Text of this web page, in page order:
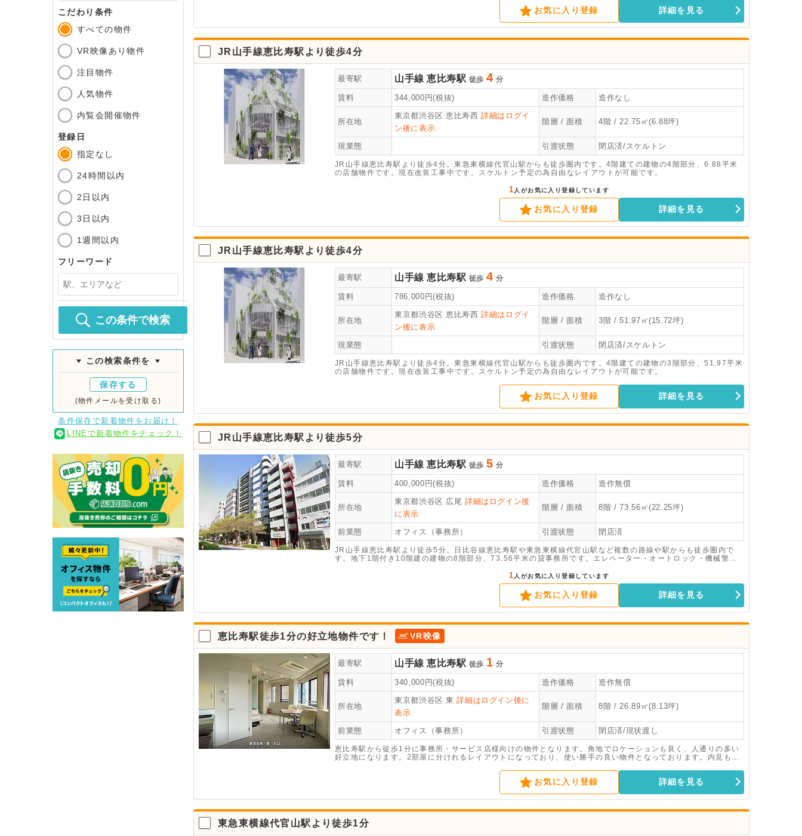
こだわり条件
すべての物件
VR映像あり物件
注目物件
人気物件
内覧会開催物件
登録日
指定なし
24時間以内
2日以内
3日以内
1週間以内
フリーワード
この条件で検索
この検索条件を
保存する
(物件メールを受け取る)
条件保存で新着物件をお届け！
LINEで新着物件をチェック！
お気に入り登録 詳細を見る
JR山手線恵比寿駅より徒歩4分
最寄駅 山手線 恵比寿駅 徒歩 4 分
賃料 344,000 円(税抜) 造作価格 造作なし
所在地
東京都渋谷区 恵比寿西詳細はログイ
ン後に表示
階層 / 面積 4階 / 22.75㎡(6.88坪)
現業態 引渡状態 閉店済/スケルトン
JR山手線恵比寿駅より徒歩4分。東急東横線代官山駅からも徒歩圏内です。4階建ての建物の4階部分、6.88平米
の店舗物件です。現在改装工事中です。スケルトン予定の為自由なレイアウトが可能です。
1 人がお気に入り登録しています
お気に入り登録 詳細を見る
JR山手線恵比寿駅より徒歩4分
最寄駅 山手線 恵比寿駅 徒歩 4 分
賃料 786,000円(税抜) 造作価格 造作なし
所在地
東京都渋谷区 恵比寿西詳細はログイ
ン後に表示
階層 / 面積 3階 / 51.97㎡(15.72坪)
現業態 引渡状態 閉店済/スケルトン
JR山手線恵比寿駅より徒歩4分。東急東横線代官山駅からも徒歩圏内です。4階建ての建物の3階部分、51.97平米
の店舗物件です。現在改装工事中です。スケルトン予定の為自由なレイアウトが可能です。
お気に入り登録 詳細を見る
JR山手線恵比寿駅より徒歩5分
最寄駅 山手線 恵比寿駅 徒歩 5 分
賃料 400,000円(税抜) 造作価格 造作無償
所在地
東京都渋谷区 広尾 詳細はログイン後
に表示
階層 / 面積 8階 / 73.56㎡(22.25坪)
前業態 オフィス（事務所） 引渡状態 閉店済
JR山手線恵比寿駅より徒歩5分。日比谷線恵比寿駅や東急東横線代官山駅など複数の路線や駅からも徒歩圏内で
す。地下1階付き10階建の建物の8階部分、73.56平米の貸事務所です。エレベーター・オートロック・機械警
1 人がお気に入り登録しています
お気に入り登録 詳細を見る
恵比寿駅徒歩1分の好立地物件です！ VR映像
最寄駅 山手線 恵比寿駅 徒歩 1 分
賃料 340,000円(税抜) 造作価格 造作無償
所在地
東京都渋谷区 東詳細はログイン後に
表示
階層 / 面積 8階 / 26.89㎡(8.13坪)
前業態 オフィス（事務所） 引渡状態 閉店済/現状渡し
恵比寿駅から徒歩1分に事務所・サービス店様向けの物件となります。角地でロケーションも良く、人通りの多い
好立地になります。2部屋に分けれるレイアウトになっており、使い勝手の良い物件となっております。内見も可
お気に入り登録 詳細を見る
東急東横線代官山駅より徒歩1分